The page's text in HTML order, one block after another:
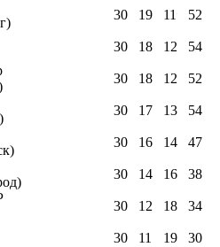
30 19 11 52
30 18 12 54
30 18 12 52
30 17 13 54
30 16 14 47
30 14 16 38
30 12 18 34
30 11 19 30